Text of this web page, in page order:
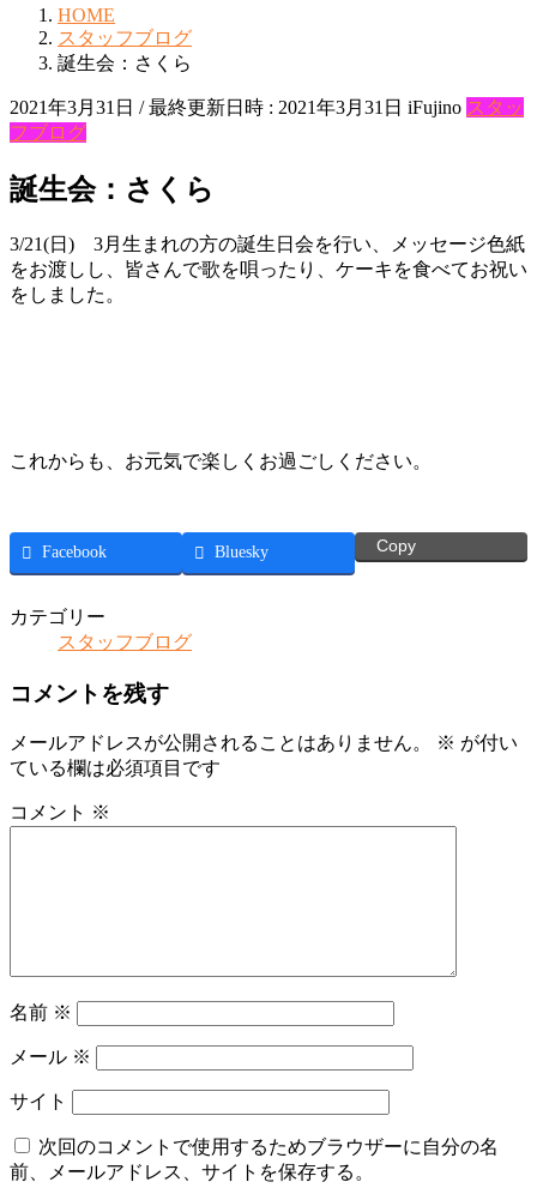
HOME
スタッフブログ
誕生会：さくら
2021年3月31日 / 最終更新日時 : 2021年3月31日 iFujino スタッ
フブログ
誕生会：さくら
3/21(日) 3月生まれの方の誕生日会を行い、メッセージ色紙
をお渡しし、皆さんで歌を唄ったり、ケーキを食べてお祝い
をしました。
これからも、お元気で楽しくお過ごしください。
Facebook Bluesky Copy
カテゴリー
スタッフブログ
コメントを残す
メールアドレスが公開されることはありません。 ※ が付い
ている欄は必須項目です
コメント ※
名前 ※
メール ※
サイト
次回のコメントで使用するためブラウザーに自分の名
前、メールアドレス、サイトを保存する。